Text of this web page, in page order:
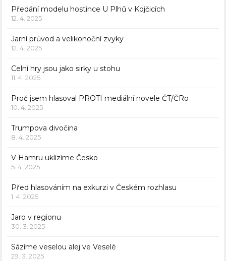
Předání modelu hostince U Plhů v Kojčicích
12. 4. 2025
Jarní průvod a velikonoční zvyky
12. 4. 2025
Celní hry jsou jako sirky u stohu
11. 4. 2025
Proč jsem hlasoval PROTI mediální novele ČT/ČRo
10. 4. 2025
Trumpova divočina
8. 4. 2025
V Hamru uklízíme Česko
5. 4. 2025
Před hlasováním na exkurzi v Českém rozhlasu
1. 4. 2025
Jaro v regionu
30. 3. 2025
Sázíme veselou alej ve Veselé
29. 3. 2025